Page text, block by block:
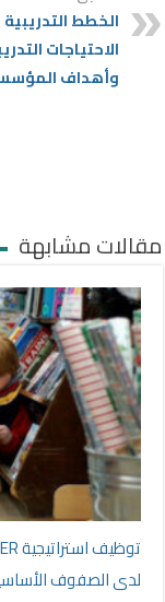
الخطط التدريبية
الاحتياجات
وأهداف
مقالات مشابهة
لدى الصفوف